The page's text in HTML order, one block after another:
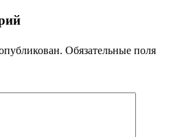
Обязательные поля